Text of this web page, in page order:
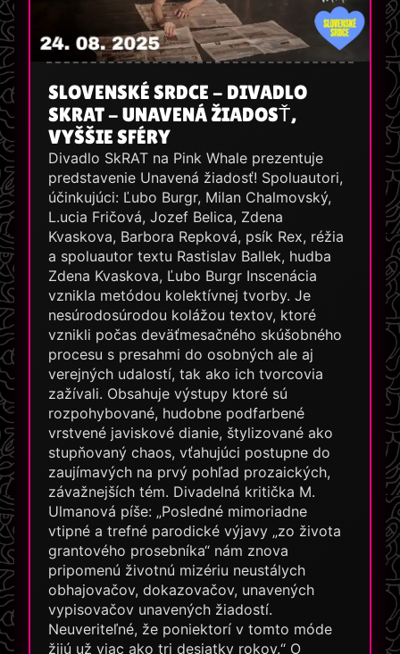
SLOVENSKÉ SRDCE - DIVADLO
SKRAT - UNAVENÁ ŽIADOSŤ,
VYŠŠIE SFÉRY
Divadlo SkRAT na Pink Whale prezentuje
predstavenie Unavená žiadosť! Spoluautori,
účinkujúci: Ľubo Burgr, Milan Chalmovský,
L.ucia Fričová, Jozef Belica, Zdena
Kvaskova, Barbora Repková, psík Rex, réžia
a spoluautor textu Rastislav Ballek, hudba
Zdena Kvaskova, Ľubo Burgr Inscenácia
vznikla metódou kolektívnej tvorby. Je
nesúrodosúrodou kolážou textov, ktoré
vznikli počas deväťmesačného skúšobného
procesu s presahmi do osobných ale aj
verejných udalostí, tak ako ich tvorcovia
zažívali. Obsahuje výstupy ktoré sú
rozpohybované, hudobne podfarbené
vrstvené javiskové dianie, štylizované ako
stupňovaný chaos, vťahujúci postupne do
zaujímavých na prvý pohľad prozaických,
závažnejších tém. Divadelná kritička M.
Ulmanová píše: „Posledné mimoriadne
vtipné a trefné parodické výjavy „zo života
grantového prosebníka“ nám znova
pripomenú životnú mizériu neustálych
obhajovačov, dokazovačov, unavených
vypisovačov unavených žiadostí.
Neuveriteľné, že poniektorí v tomto móde
žijú už viac ako tri desiatky rokov.“ O